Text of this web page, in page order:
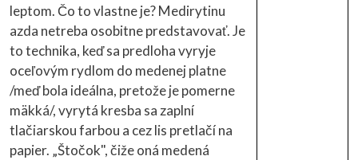
leptom. Čo to vlastne je? Medirytinu
azda netreba osobitne predstavovať. Je
to technika, keď sa predloha vyryje
oceľovým rydlom do medenej platne
/meď bola ideálna, pretože je pomerne
mäkká/, vyrytá kresba sa zaplní
tlačiarskou farbou a cez lis pretlačí na
papier. „Štočok", čiže oná medená